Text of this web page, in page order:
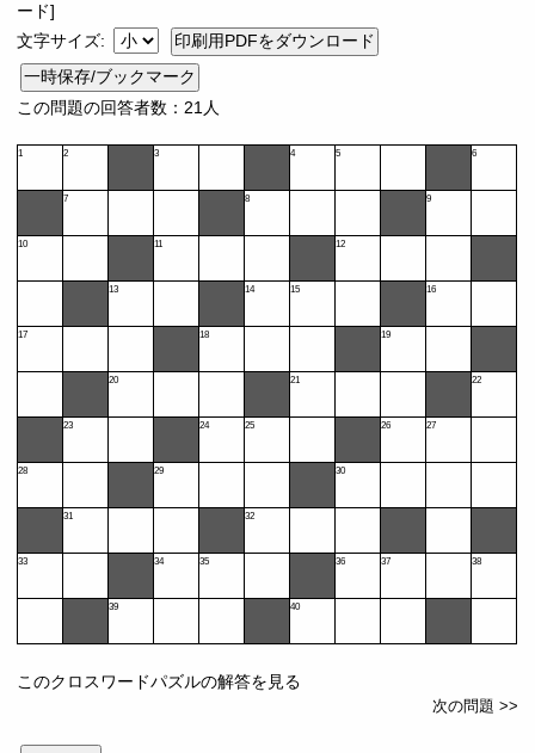
ード]
文字サイズ:
一時保存/ブックマーク
この問題の回答者数：21人
1 2 3 4 5 6
7 8 9
10 11 12
13 14 15 16
17 18 19
20 21 22
23 24 25 26 27
28 29 30
31 32
33 34 35 36 37 38
39 40
このクロスワードパズルの解答を見る
次の問題 >>